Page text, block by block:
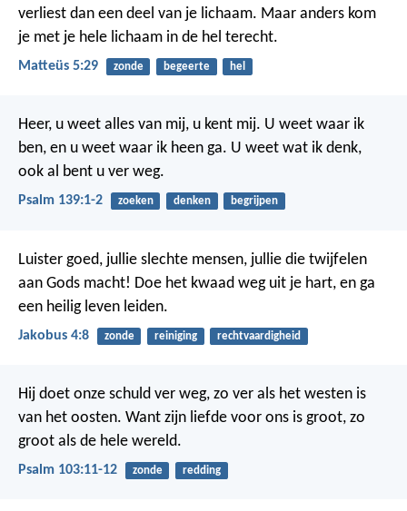
verliest dan een deel van je lichaam. Maar anders kom
je met je hele lichaam in de hel terecht.
Matteüs 5:29 zonde begeerte hel
Heer, u weet alles van mij, u kent mij. U weet waar ik
ben, en u weet waar ik heen ga. U weet wat ik denk,
ook al bent u ver weg.
Psalm 139:1-2 zoeken denken begrijpen
Luister goed, jullie slechte mensen, jullie die twijfelen
aan Gods macht! Doe het kwaad weg uit je hart, en ga
een heilig leven leiden.
Jakobus 4:8 zonde reiniging rechtvaardigheid
Hij doet onze schuld ver weg, zo ver als het westen is
van het oosten. Want zijn liefde voor ons is groot, zo
groot als de hele wereld.
Psalm 103:11-12 zonde redding